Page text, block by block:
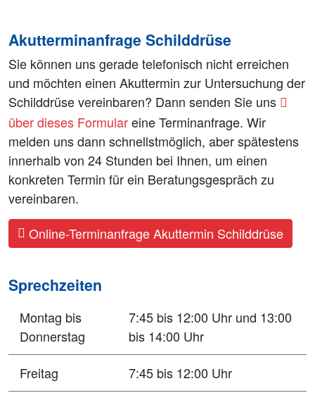
Akutterminanfrage Schilddrüse
Sie können uns gerade telefonisch nicht erreichen
und möchten einen Akuttermin zur Untersuchung der
Schilddrüse vereinbaren? Dann senden Sie uns
über dieses Formulareine Terminanfrage. Wir
melden uns dann schnellstmöglich, aber spätestens
innerhalb von 24 Stunden bei Ihnen, um einen
konkreten Termin für ein Beratungsgespräch zu
vereinbaren.
Online-Terminanfrage Akuttermin Schilddrüse
Sprechzeiten
Montag bis
Donnerstag
7:45 bis 12:00 Uhr und 13:00
bis 14:00 Uhr
Freitag
7:45 bis 12:00 Uhr